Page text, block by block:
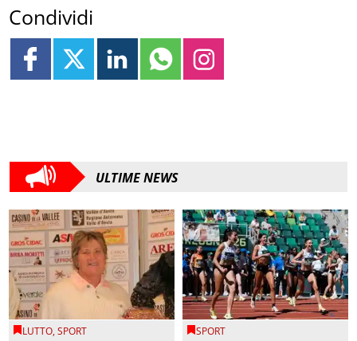
Condividi
ULTIME NEWS
LUTTO,SPORT SPORT